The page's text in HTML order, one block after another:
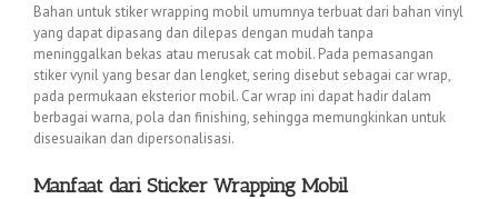
Bahan untuk stiker wrapping mobil umumnya terbuat dari bahan vinyl
yang dapat dipasang dan dilepas dengan mudah tanpa
meninggalkan bekas atau merusak cat mobil. Pada pemasangan
stiker vynil yang besar dan lengket, sering disebut sebagai car wrap,
pada permukaan eksterior mobil. Car wrap ini dapat hadir dalam
berbagai warna, pola dan finishing, sehingga memungkinkan untuk
disesuaikan dan dipersonalisasi.
Manfaat dari Sticker Wrapping Mobil